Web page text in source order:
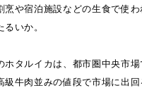
烹や宿泊施設などの生食で使わ
いか。
ホタルイカは、都市圏中央市
級牛肉並みの値段で市場に出